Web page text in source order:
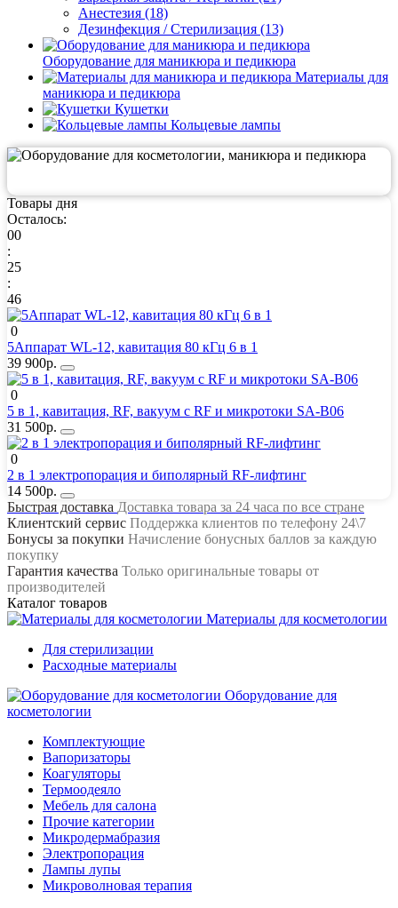
Анестезия (18)
Дезинфекция / Стерилизация (13)
Оборудование для маникюра и педикюра
Материалы для
маникюра и педикюра
Кушетки
Кольцевые лампы
Товары дня
Осталось:
00
:
25
:
46
0
5Аппарат WL-12, кавитация 80 кГц 6 в 1
39 900р.
0
5 в 1, кавитация, RF, вакуум с RF и микротоки SA-B06
31 500р.
0
2 в 1 электропорация и биполярный RF-лифтинг
14 500р.
Быстрая доставка Доставка товара за 24 часа по все стране
Клиентский сервис Поддержка клиентов по телефону 24\7
Бонусы за покупки Начисление бонусных баллов за каждую
покупку
Гарантия качества Только оригинальные товары от
производителей
Каталог товаров
Материалы для косметологии
Для стерилизации
Расходные материалы
Оборудование для
косметологии
Комплектующие
Вапоризаторы
Коагуляторы
Термоодеяло
Мебель для салона
Прочие категории
Микродермабразия
Электропорация
Лампы лупы
Микроволновая терапия